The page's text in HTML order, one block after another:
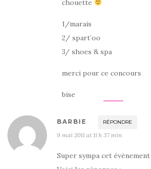
chouette
1/marais
2/ spart’oo
3/ shoes & spa
merci pour ce concours
bise
BARBIE RÉPONDRE
9 mai 2011 at 11 h 37 min
Super sympa cet